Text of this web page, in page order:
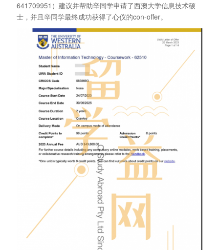
641709951）建议并帮助辛同学申请了西澳大学信息技术硕
士，并且辛同学最终成功获得了心仪的con-offer。